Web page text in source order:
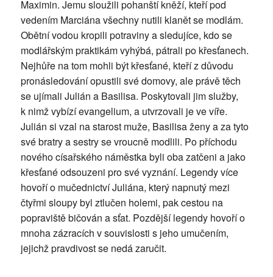
Maximin. Jemu sloužili pohanští kněží, kteří pod
vedením Marciána všechny nutili klanět se modlám.
Obětní vodou kropili potraviny a sledujíce, kdo se
modlářským praktikám vyhýbá, pátrali po křesťanech.
Nejhůře na tom mohli být křesťané, kteří z důvodu
pronásledování opustili své domovy, ale právě těch
se ujímali Julián a Basilisa. Poskytovali jim služby,
k nimž vybízí evangelium, a utvrzovali je ve víře.
Julián si vzal na starost muže, Basilisa ženy a za tyto
své bratry a sestry se vroucně modlili. Po příchodu
nového císařského náměstka byli oba zatčeni a jako
křesťané odsouzeni pro své vyznání. Legendy více
hovoří o mučednictví Juliána, který napnutý mezi
čtyřmi sloupy byl ztlučen holemi, pak cestou na
popraviště bičován a sťat. Pozdější legendy hovoří o
mnoha zázracích v souvislosti s jeho umučením,
jejichž pravdivost se nedá zaručit.